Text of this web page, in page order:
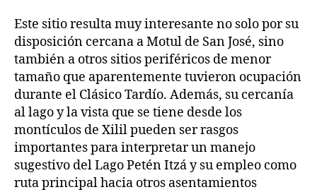
Este sitio resulta muy interesante no solo por su
disposición cercana a Motul de San José, sino
también a otros sitios periféricos de menor
tamaño que aparentemente tuvieron ocupación
durante el Clásico Tardío. Además, su cercanía
al lago y la vista que se tiene desde los
montículos de Xilil pueden ser rasgos
importantes para interpretar un manejo
sugestivo del Lago Petén Itzá y su empleo como
ruta principal hacia otros asentamientos